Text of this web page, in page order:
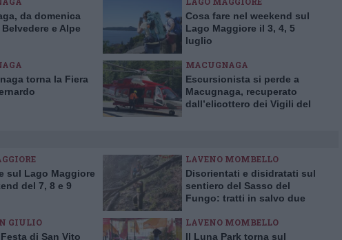
da domenica
e Alpe
Cosa fare nel weekend sul
Lago Maggiore il 3, 4, 5
luglio
torna la Fiera
MACUGNAGA
Escursionista si perde a
Macugnaga, recuperato
dall’elicottero dei Vigili del
sul Lago Maggiore
del 7, 8 e 9
LAVENO MOMBELLO
Disorientati e disidratati sul
sentiero del Sasso del
Fungo: tratti in salvo due
GIULIO
di San Vito
LAVENO MOMBELLO
Il Luna Park torna sul